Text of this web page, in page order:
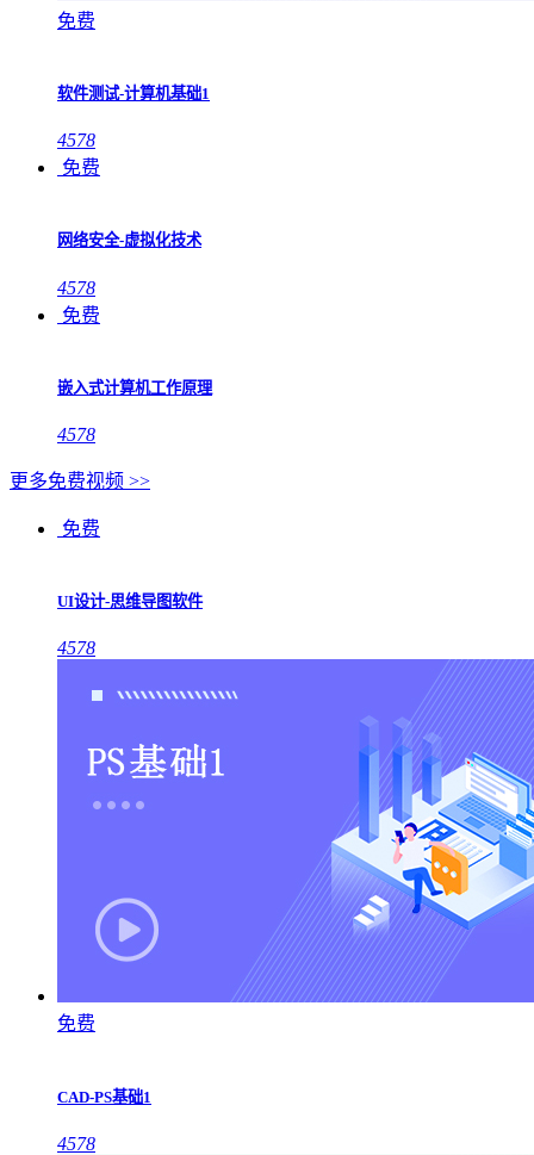
免费
软件测试-计算机基础1
4578
免费
网络安全-虚拟化技术
4578
免费
嵌入式计算机工作原理
4578
更多免费视频 >>
免费
UI设计-思维导图软件
4578
免费
CAD-PS基础1
4578